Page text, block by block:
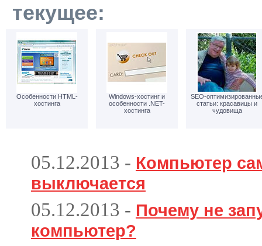
текущее:
Особенности HTML-
хостинга
Windows-хостинг и
особенности .NET-
хостинга
SEO-
статьи: красавицы и
чудовища
05.12.2013 - Компьютер
выключается
05.12.2013 - Почему не
компьютер?